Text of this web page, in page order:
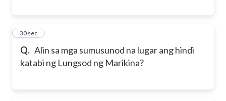
Q. Alin sa mga sumusunod na lugar ang hindi
katabi ng Lungsod ng Marikina?
4
30 sec